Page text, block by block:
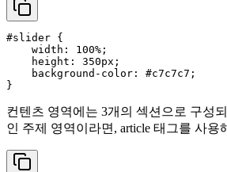
#slider {
width : 100% ;
height : 350px ;
background-color : #c7c7c7 ;
컨텐츠 영역에는 3개의 섹션으로 구성
인 주제 영역이라면, article 태그를 사용